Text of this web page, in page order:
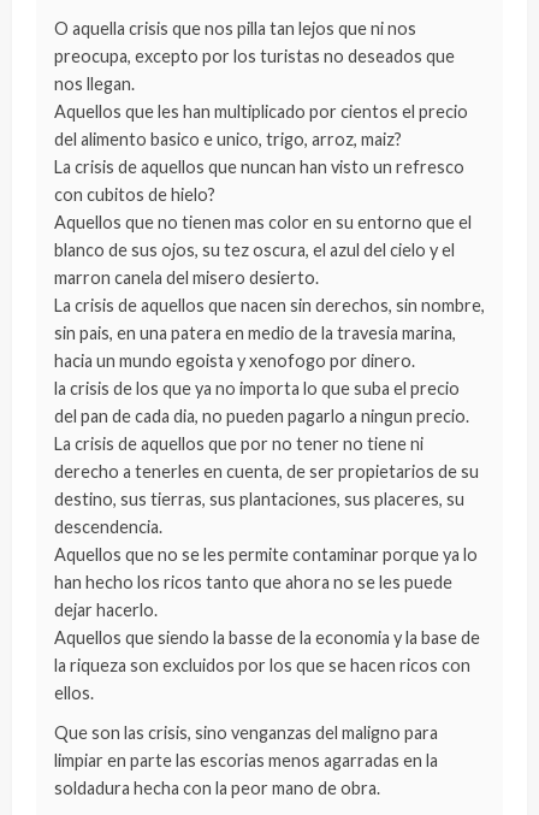
O aquella crisis que nos pilla tan lejos que ni nos
preocupa, excepto por los turistas no deseados que
nos llegan.
Aquellos que les han multiplicado por cientos el precio
del alimento basico e unico, trigo, arroz, maiz?
La crisis de aquellos que nuncan han visto un refresco
con cubitos de hielo?
Aquellos que no tienen mas color en su entorno que el
blanco de sus ojos, su tez oscura, el azul del cielo y el
marron canela del misero desierto.
La crisis de aquellos que nacen sin derechos, sin nombre,
sin pais, en una patera en medio de la travesia marina,
hacia un mundo egoista y xenofogo por dinero.
la crisis de los que ya no importa lo que suba el precio
del pan de cada dia, no pueden pagarlo a ningun precio.
La crisis de aquellos que por no tener no tiene ni
derecho a tenerles en cuenta, de ser propietarios de su
destino, sus tierras, sus plantaciones, sus placeres, su
descendencia.
Aquellos que no se les permite contaminar porque ya lo
han hecho los ricos tanto que ahora no se les puede
dejar hacerlo.
Aquellos que siendo la basse de la economia y la base de
la riqueza son excluidos por los que se hacen ricos con
ellos.
Que son las crisis, sino venganzas del maligno para
limpiar en parte las escorias menos agarradas en la
soldadura hecha con la peor mano de obra.